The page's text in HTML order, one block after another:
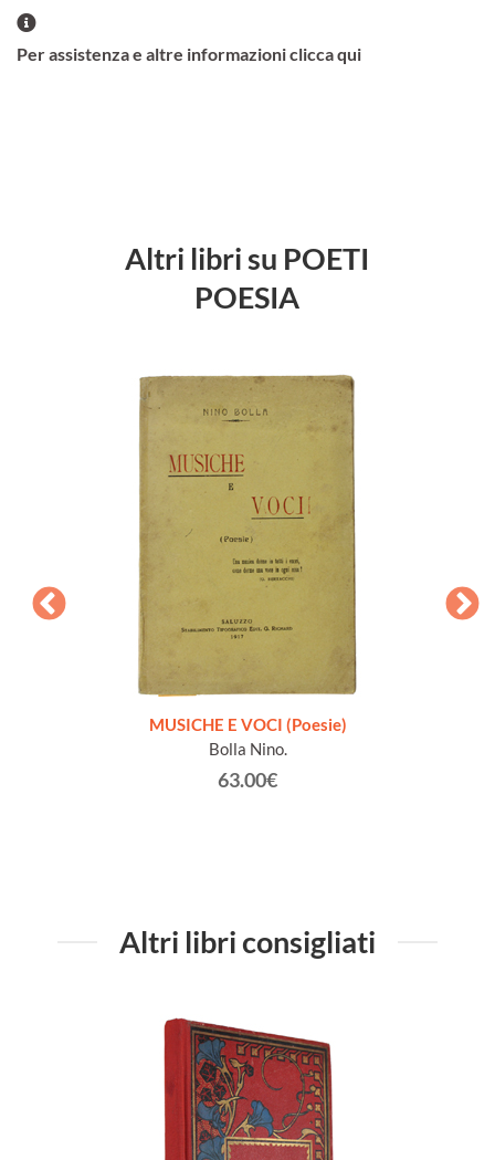
Per assistenza e altre informazioni clicca qui
Altri libri su POETI
POESIA
MUSICHE E VOCI (Poesie)
Bolla Nino.
63.00€
Altri libri consigliati